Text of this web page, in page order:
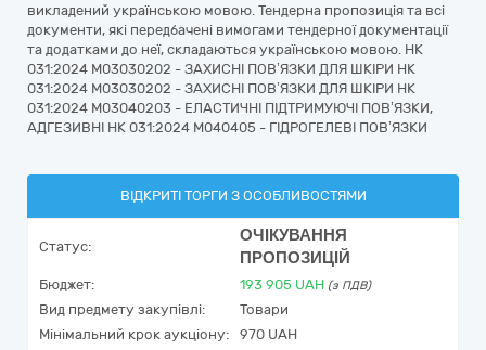
викладений українською мовою. Тендерна пропозиція та всі
документи, які передбачені вимогами тендерної документації
та додатками до неї, складаються українською мовою. НК
031:2024 M03030202 - ЗАХИСНІ ПОВ’ЯЗКИ ДЛЯ ШКІРИ НК
031:2024 M03030202 - ЗАХИСНІ ПОВ’ЯЗКИ ДЛЯ ШКІРИ НК
031:2024 M03040203 - ЕЛАСТИЧНІ ПІДТРИМУЮЧІ ПОВ’ЯЗКИ,
АДГЕЗИВНІ НК 031:2024 M040405 - ГІДРОГЕЛЕВІ ПОВ’ЯЗКИ
ВІДКРИТІ ТОРГИ З ОСОБЛИВОСТЯМИ
Статус:
ОЧІКУВАННЯ
ПРОПОЗИЦІЙ
Бюджет: 193 905 UAH (з ПДВ)
Вид предмету закупівлі:
Товари
Мінімальний крок аукціону:
970 UAH